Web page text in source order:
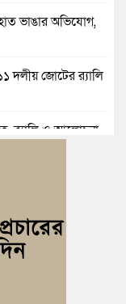
হাত ভাঙার অভিযোগ,
দলীয় জোটের র‍্যালি
র‍্যালি ও আলোচনা
কফিল; এলাকায়